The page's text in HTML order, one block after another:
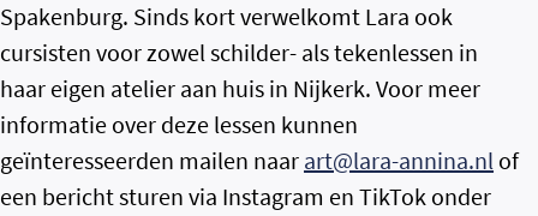
Spakenburg. Sinds kort verwelkomt Lara ook
cursisten voor zowel schilder- als tekenlessen in
haar eigen atelier aan huis in Nijkerk. Voor meer
informatie over deze lessen kunnen
geïnteresseerden mailen naar art@lara-annina.nl of
een bericht sturen via Instagram en TikTok onder